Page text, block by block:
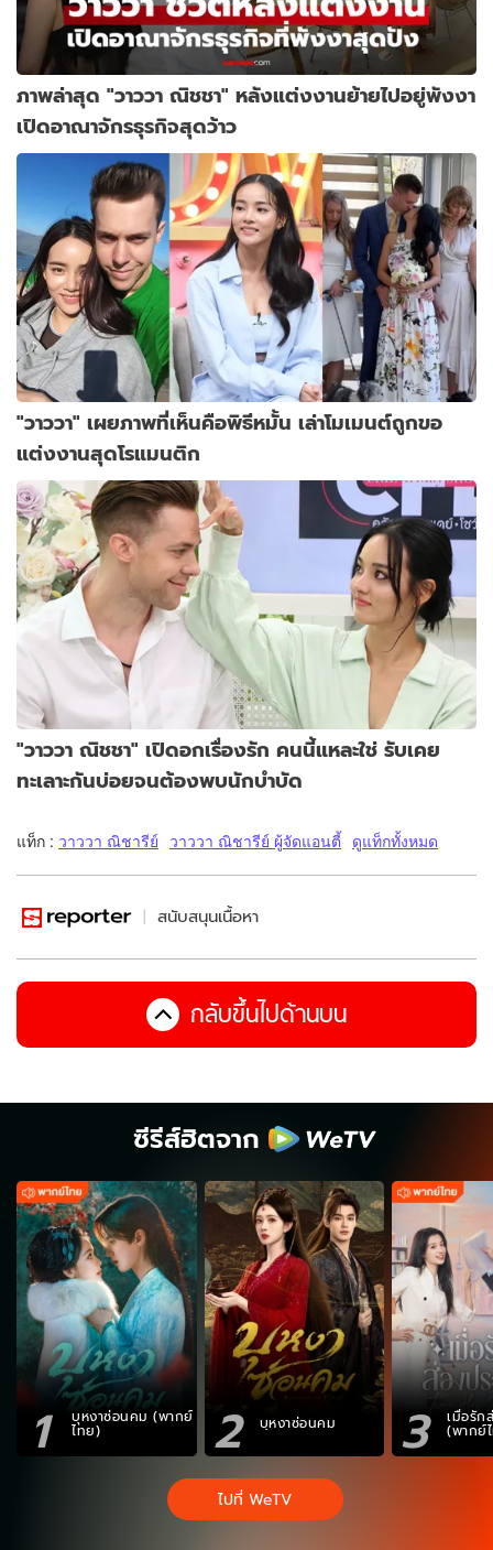
ภาพล่าสุด "วาววา ณิชชา" หลังแต่งงานย้ายไปอยู่พังงา
เปิดอาณาจักรธุรกิจสุดว้าว
"วาววา" เผยภาพที่เห็นคือพิธีหมั้น เล่าโมเมนต์ถูกขอ
แต่งงานสุดโรแมนติก
"วาววา ณิชชา" เปิดอกเรื่องรัก คนนี้แหละใช่ รับเคย
ทะเลาะกันบ่อยจนต้องพบนักบำบัด
แท็ก : วาววา ณิชารีย์ วาววา ณิชารีย์ ผู้จัดแอนตี้ ดูแท็กทั้งหมด
สนับสนุนเนื้อหา
กลับขึ้นไปด้านบน
ซีรีส์ฮิตจาก
1 บุหงาซ่อนคม (พากย์
ไทย) 2 บุหงาซ่อนคม 3 เมื่อรัก
(พากย์
ไปที่ WeTV